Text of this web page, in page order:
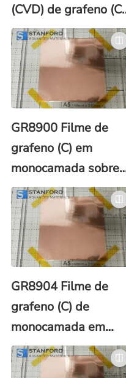
(CVD) de grafeno (C)
em cobre (revestido
com poli(metacrilato
de metila) (PMMA))
GR8900 Filme de
grafeno (C) em
monocamada sobre
folha de cobre (Cu)
60x40 mm
GR8904 Filme de
grafeno (C) de
monocamada em
folha de cobre (Cu)
150x150 mm